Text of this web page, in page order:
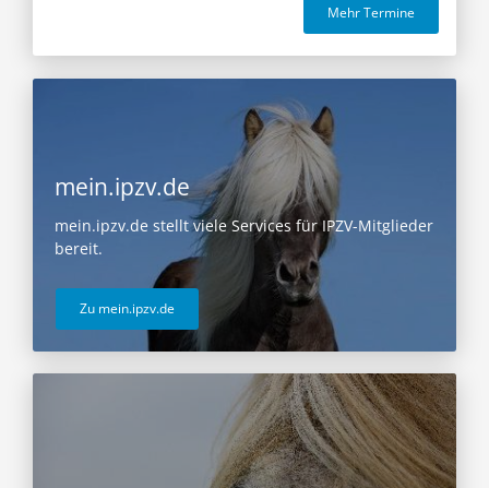
Mehr Termine
mein.ipzv.de
mein.ipzv.de stellt viele Services für IPZV-Mitglieder
bereit.
Zu mein.ipzv.de